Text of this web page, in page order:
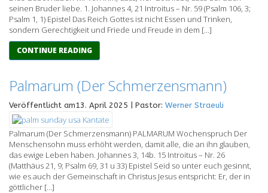
seinen Bruder liebe. 1. Johannes 4, 21 Introitus – Nr. 59 (Psalm 106, 3;
Psalm 1, 1) Epistel Das Reich Gottes ist nicht Essen und Trinken,
sondern Gerechtigkeit und Friede und Freude in dem […]
CONTINUE READING
Palmarum (Der Schmerzensmann)
Veröffentlicht am13. April 2025 | Pastor: Werner Straeuli
Palmarum (Der Schmerzensmann) PALMARUM Wochenspruch Der
Menschensohn muss erhöht werden, damit alle, die an ihn glauben,
das ewige Leben haben. Johannes 3, 14b. 15 Introitus – Nr. 26
(Matthäus 21, 9; Psalm 69, 31 u 33) Epistel Seid so unter euch gesinnt,
wie es auch der Gemeinschaft in Christus Jesus entspricht: Er, der in
göttlicher […]